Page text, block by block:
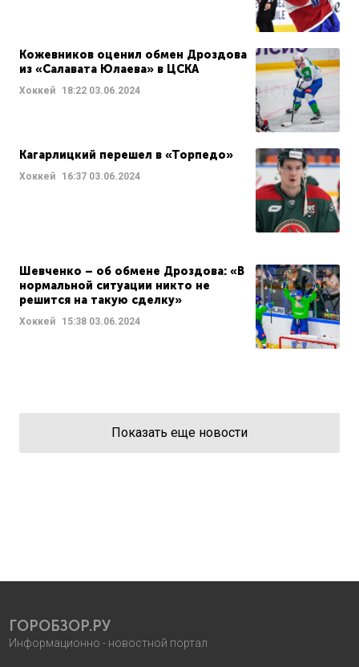
Кожевников оценил обмен Дроздова
из «Салавата Юлаева» в ЦСКА
Хоккей 18:22 03.06.2024
Кагарлицкий перешел в «Торпедо»
Хоккей 16:37 03.06.2024
Шевченко – об обмене Дроздова: «В
нормальной ситуации никто не
решится на такую сделку»
Хоккей 15:38 03.06.2024
Показать еще новости
ГОРОБЗОР.РУ
Информационно - новостной портал